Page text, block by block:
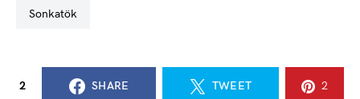
sonkatök
2 SHARE TWEET 2